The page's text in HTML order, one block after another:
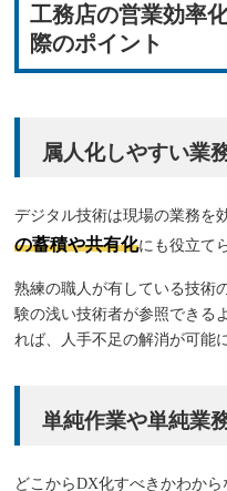
工務店の営業効率
際のポイント
属人化しやすい業
デジタル技術は現場の業務を
の蓄積や共有化にも役立て
熟練の職人が有している技術
験の浅い技術者が参照できる
れば、人手不足の解消が可能
単純作業や単純業
どこからDX化すべきかわか